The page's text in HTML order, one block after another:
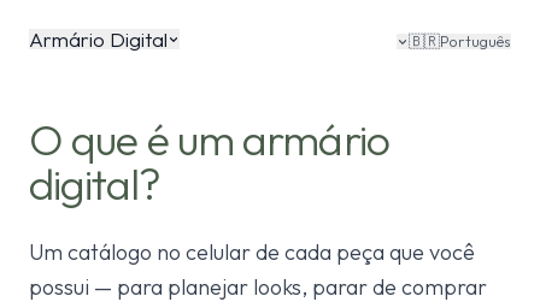
Armário Digital 🇧🇷Português
O que é um armário
digital?
Um catálogo no celular de cada peça que você
possui — para planejar looks, parar de comprar